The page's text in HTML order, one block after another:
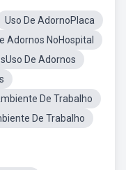
Uso De AdornoPlaca
Adornos NoHospital
De Adornos
De Trabalho
De Trabalho